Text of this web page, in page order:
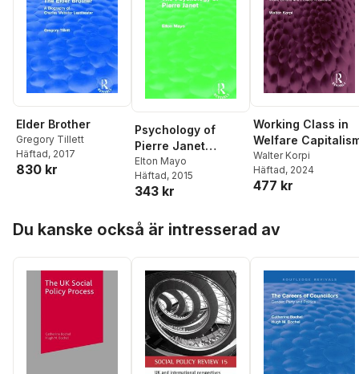
Elder Brother
Gregory Tillett
Häftad, 2017
830 kr
Psychology of
Pierre Janet
(Routledge
Revivals)
Elton Mayo
Häftad, 2015
343 kr
Working Class in
Welfare
Walter Korpi
Häftad, 2024
477 kr
Du kanske också är intresserad av